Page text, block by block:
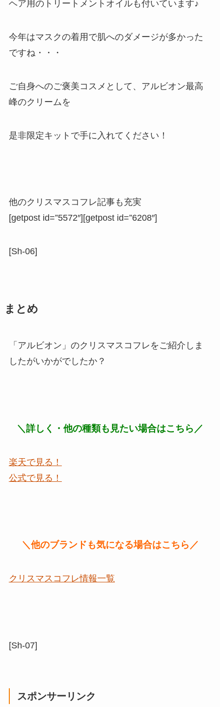
ヘア用のトリートメントオイルも付いています♪
今年はマスクの着用で肌へのダメージが多かった
ですね・・・
ご自身へのご褒美コスメとして、アルビオン最高
峰のクリームを
是非限定キットで手に入れてください！
他のクリスマスコフレ記事も充実
[getpost id=”5572″][getpost id=”6208″]
[Sh-06]
まとめ
「アルビオン」のクリスマスコフレをご紹介しま
したがいかがでしたか？
＼詳しく・他の種類も見たい場合はこちら／
楽天で見る！
公式で見る！
＼他のブランドも気になる場合はこちら／
クリスマスコフレ情報一覧
[Sh-07]
スポンサーリンク